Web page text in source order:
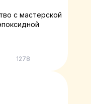
с мастерской
1278